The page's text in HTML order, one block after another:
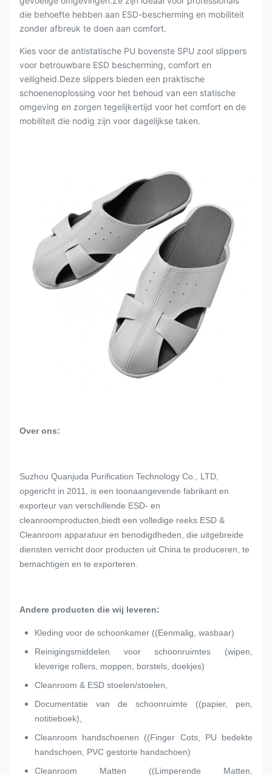
die behoefte hebben aan ESD-bescherming en mobiliteit
zonder afbreuk te doen aan comfort.
Kies voor de antistatische PU bovenste SPU zool slippers
voor betrouwbare ESD bescherming, comfort en
veiligheid.Deze slippers bieden een praktische
schoenenoplossing voor het behoud van een statische
omgeving en zorgen tegelijkertijd voor het comfort en de
mobiliteit die nodig zijn voor dagelijkse taken.
Over ons:
Suzhou Quanjuda Purification Technology Co., LTD,
opgericht in 2011, is een toonaangevende fabrikant en
exporteur van verschillende ESD- en
cleanroomproducten,biedt een volledige reeks ESD &
Cleanroom apparatuur en benodigdheden, die uitgebreide
diensten verricht door producten uit China te produceren, te
bemachtigen en te exporteren.
Andere producten die wij leveren:
Kleding voor de schoonkamer ((Eenmalig, wasbaar)
Reinigingsmiddelen voor schoonruimtes (wipen,
kleverige rollers, moppen, borstels, doekjes)
Cleanroom & ESD stoelen/stoelen,
Documentatie van de schoonruimte ((papier, pen,
notitieboek),
Cleanroom handschoenen ((Finger Cots, PU bedekte
handschoen, PVC gestorte handschoen)
Cleanroom Matten ((Limperende Matten,